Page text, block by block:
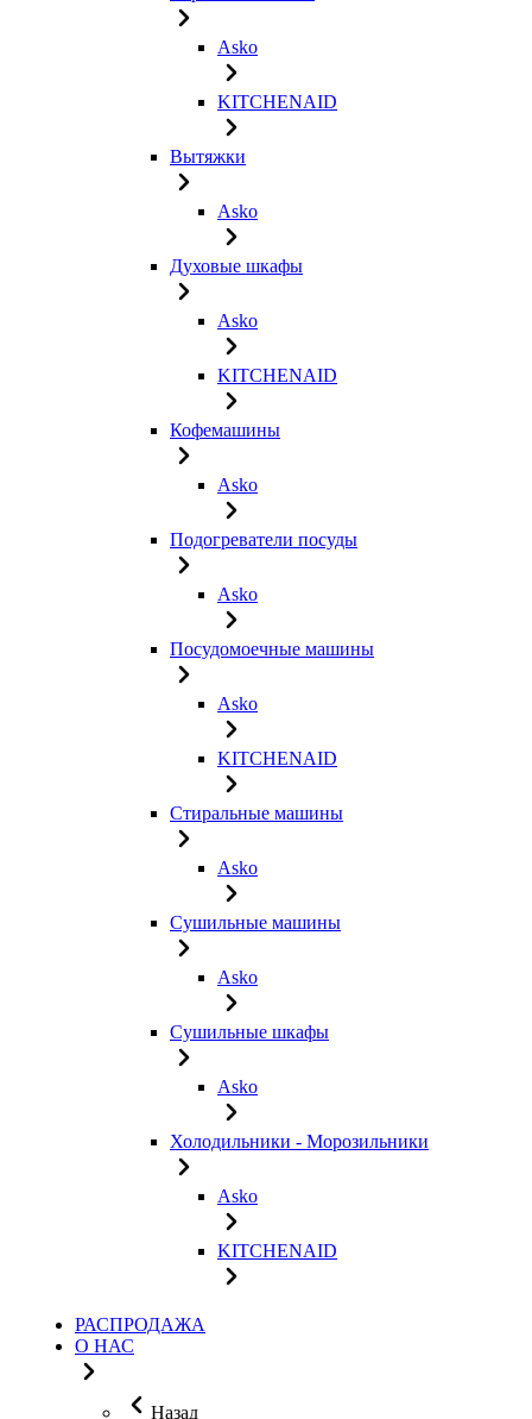
Asko
KITCHENAID
Вытяжки
Asko
Духовые шкафы
Asko
KITCHENAID
Кофемашины
Asko
Подогреватели посуды
Asko
Посудомоечные машины
Asko
KITCHENAID
Стиральные машины
Asko
Сушильные машины
Asko
Сушильные шкафы
Asko
Холодильники - Морозильники
Asko
KITCHENAID
РАСПРОДАЖА
О НАС
Назад